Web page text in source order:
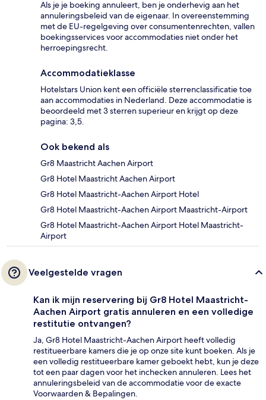
Als je je boeking annuleert, ben je onderhevig aan het
annuleringsbeleid van de eigenaar. In overeenstemming
met de EU-regelgeving over consumentenrechten, vallen
boekingsservices voor accommodaties niet onder het
herroepingsrecht.
Accommodatieklasse
Hotelstars Union kent een officiële sterrenclassificatie toe
aan accommodaties in Nederland. Deze accommodatie is
beoordeeld met 3 sterren superieur en krijgt op deze
pagina: 3,5.
Ook bekend als
Gr8 Maastricht Aachen Airport
Gr8 Hotel Maastricht Aachen Airport
Gr8 Hotel Maastricht-Aachen Airport Hotel
Gr8 Hotel Maastricht-Aachen Airport Maastricht-Airport
Gr8 Hotel Maastricht-Aachen Airport Hotel Maastricht-
Airport
Veelgestelde vragen
Kan ik mijn reservering bij Gr8 Hotel Maastricht-
Aachen Airport gratis annuleren en een volledige
restitutie ontvangen?
Ja, Gr8 Hotel Maastricht-Aachen Airport heeft volledig
restitueerbare kamers die je op onze site kunt boeken. Als je
een volledig restitueerbare kamer geboekt hebt, kun je deze
tot een paar dagen voor het inchecken annuleren. Lees het
annuleringsbeleid van de accommodatie voor de exacte
Voorwaarden & Bepalingen.